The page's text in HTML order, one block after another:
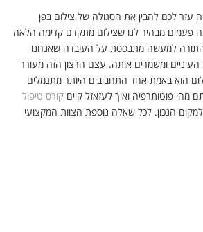
עזר לכם להבין את הסגולה של צילום בפן
פעמים מבהיר לנו שצילום מתקדם קדימה הלאה
התורה למעשה מתבססת על העובדה שאנחנו
ומשמרים אותה. עצם הרצון הזה מעורר
הוא באמת אחד התחביבים היותר מתגמלים
פוטותרפיה ואיך לעזאזל קיים קורס טיפול
הנכון. לכל שאלה נוספת הצוות המקצועי